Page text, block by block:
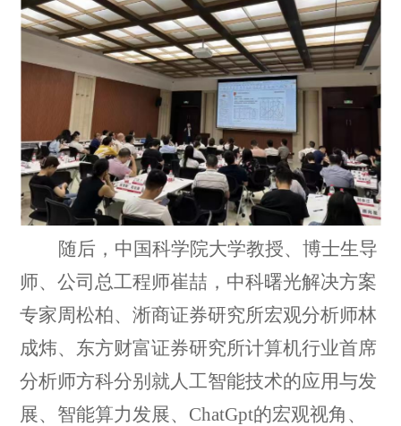
随后， 中国科学院大学教授、博士生导
师、公司 总工程师崔喆，中科曙光解决方案
专家周松柏、淅商证券研究所宏观分析师林
成炜、东方财富证券研究所计算机行业首席
分析师方科分别就人工智能技术的应用与发
展、智能算力发展、 ChatGpt的宏观视角、